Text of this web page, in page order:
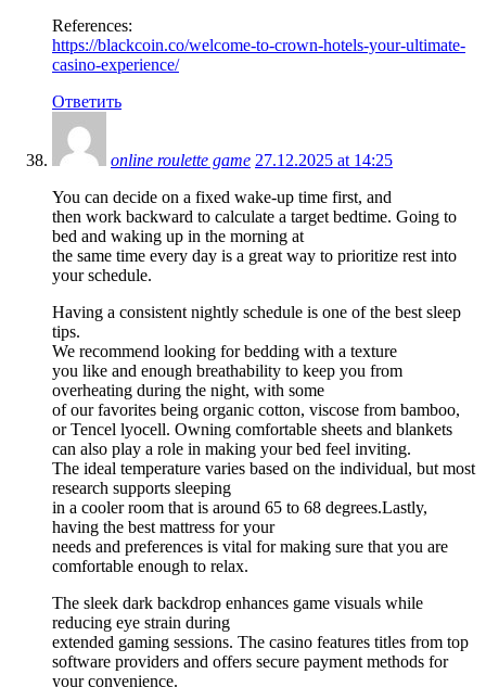
References:
https://blackcoin.co/welcome-to-crown-hotels-your-ultimate-
casino-experience/
Ответить
online roulette game 27.12.2025 at 14:25
You can decide on a fixed wake-up time first, and
then work backward to calculate a target bedtime. Going to
bed and waking up in the morning at
the same time every day is a great way to prioritize rest into
your schedule.
Having a consistent nightly schedule is one of the best sleep
tips.
We recommend looking for bedding with a texture
you like and enough breathability to keep you from
overheating during the night, with some
of our favorites being organic cotton, viscose from bamboo,
or Tencel lyocell. Owning comfortable sheets and blankets
can also play a role in making your bed feel inviting.
The ideal temperature varies based on the individual, but most
research supports sleeping
in a cooler room that is around 65 to 68 degrees.Lastly,
having the best mattress for your
needs and preferences is vital for making sure that you are
comfortable enough to relax.
The sleek dark backdrop enhances game visuals while
reducing eye strain during
extended gaming sessions. The casino features titles from top
software providers and offers secure payment methods for
your convenience.